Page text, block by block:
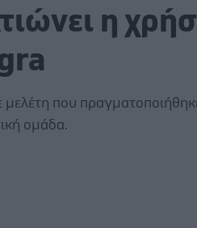
η
μελέτη που
ομάδα.